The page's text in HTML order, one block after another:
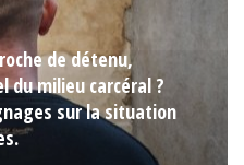
de détenu,
du milieu carcéral ?
sur la situation